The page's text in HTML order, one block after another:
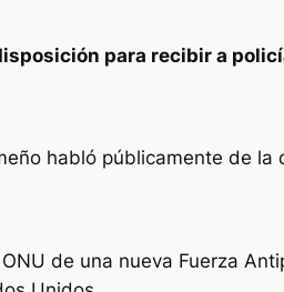
para recibir a
habló públicamente de la
de una nueva Fuerza